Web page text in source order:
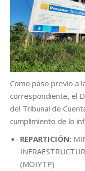
Como paso previo a
correspondiente, el
del Tribunal de
cumplimiento de lo
REPARTICIÓN:
(MOIYTP)